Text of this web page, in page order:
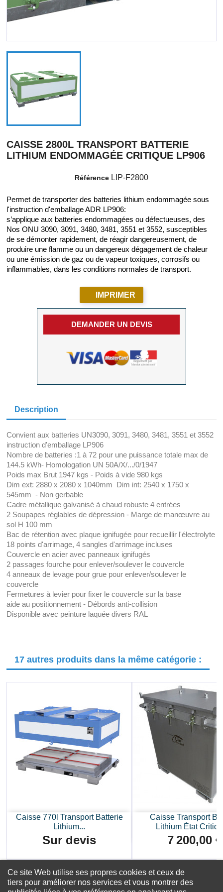
CAISSE 2800L TRANSPORT BATTERIE
LITHIUM ENDOMMAGÉE CRITIQUE LP906
Référence LIP-F2800
Permet de transporter des batteries lithium endommagée sous
l'instruction d'emballage ADR LP906:
s’applique aux batteries endommagées ou défectueuses, des
Nos ONU 3090, 3091, 3480, 3481, 3551 et 3552, susceptibles
de se démonter rapidement, de réagir dangereusement, de
produire une flamme ou un dangereux dégagement de chaleur
ou une émission de gaz ou de vapeur toxiques, corrosifs ou
inflammables, dans les conditions normales de transport.
IMPRIMER
DEMANDER UN DEVIS
Description
Convient aux batteries UN3090, 3091, 3480, 3481, 3551 et 3552
instruction d'emballage LP906
Nombre de batteries :1 à 72 pour une puissance totale max de
144.5 kWh- Homologation UN 50A/X/.../0/1947
Poids max Brut 1947 kgs - Poids à vide 980 kgs
Dim ext: 2880 x 2080 x 1040mm Dim int: 2540 x 1750 x
545mm - Non gerbable
Cadre métallique galvanisé à chaud robuste 4 entrées
2 Soupapes réglables de dépression - Marge de manœuvre au
sol H 100 mm
Bac de rétention avec plaque ignifugée pour recueillir l'électrolyte
18 points d'arrimage, 4 sangles d'arrimage incluses
Couvercle en acier avec panneaux ignifugés
2 passages fourche pour enlever/soulever le couvercle
4 anneaux de levage pour grue pour enlever/soulever le
couvercle
Fermetures à levier pour fixer le couvercle sur la base
aide au positionnement - Débords anti-collision
Disponible avec peinture laquée divers RAL
17 autres produits dans la même catégorie :
Caisse 770l Transport Batterie
Lithium...
Prix
Sur devis
Caisse Transport
Lithium État
Prix
7 200,00 €
Ce site Web utilise ses propres cookies et ceux de
tiers pour améliorer nos services et vous montrer des